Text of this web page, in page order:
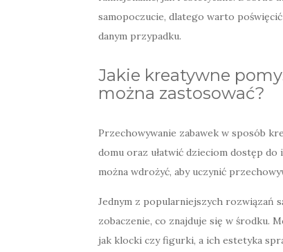
samopoczucie, dlatego warto
danym przypadku.
Jakie kreatywne
można zastosować?
Przechowywanie zabawek w sposób
domu oraz ułatwić dzieciom dostęp
można wdrożyć, aby uczynić
Jednym z popularniejszych rozwiązań
zobaczenie, co znajduje się w środku.
jak klocki czy figurki, a ich estetyka